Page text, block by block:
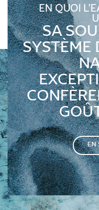
EN QUOI
SA
SYSTÈME
EN